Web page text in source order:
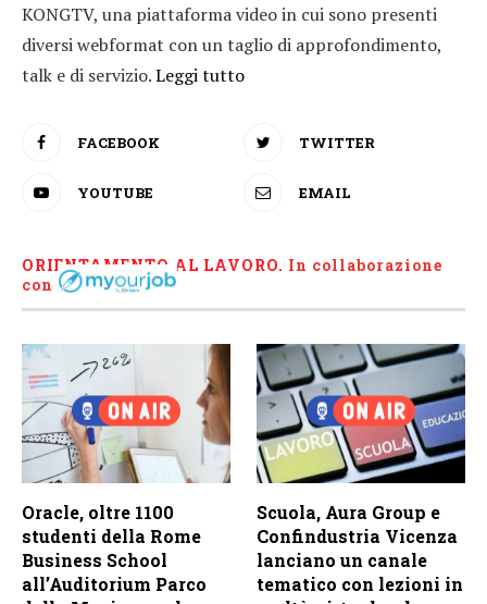
KONGTV, una piattaforma video in cui sono presenti
diversi webformat con un taglio di approfondimento,
talk e di servizio.Leggi tutto
FACEBOOK TWITTER
YOUTUBE EMAIL
ORIENTAMENTO AL LAVORO. In collaborazione
con
Oracle, oltre 1100
studenti della Rome
Business School
all’Auditorium Parco
Scuola, Aura Group e
Confindustria Vicenza
lanciano un canale
tematico con lezioni in